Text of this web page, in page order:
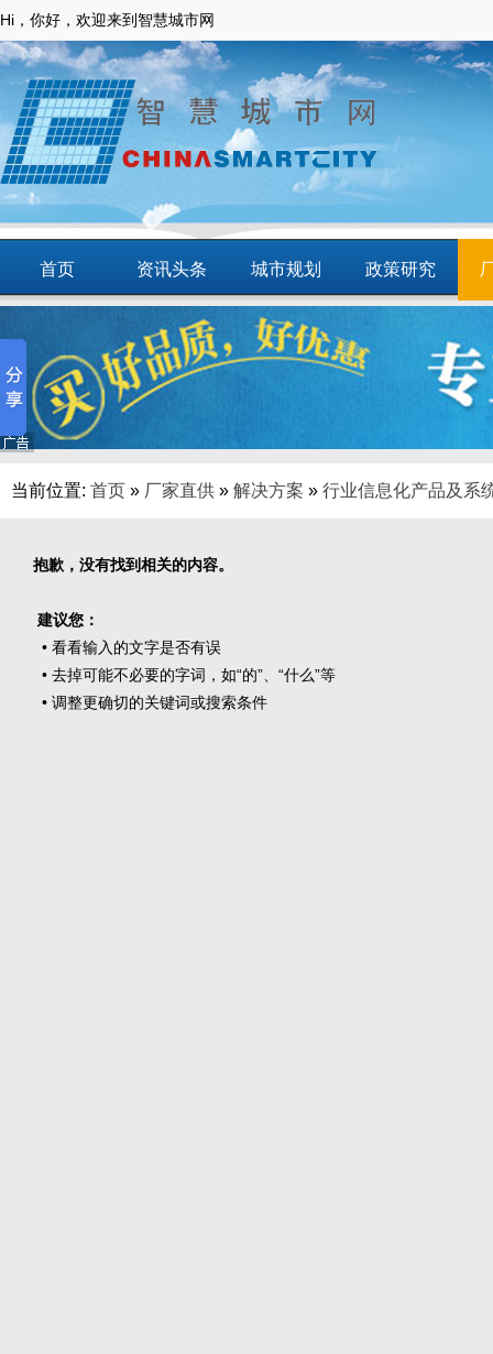
Hi，你好，欢迎来到智慧城市网
首页 资讯头条 城市规划 政策研究
智慧应用 商圈
当前位置: 首页 » 厂家直供 » 解决方案 » 行业信息化产品及系
抱歉，没有找到相关的内容。
建议您：
• 看看输入的文字是否有误
• 去掉可能不必要的字词，如“的”、“什么”等
• 调整更确切的关键词或搜索条件